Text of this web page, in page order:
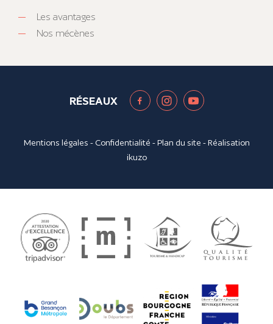
Les avantages
Nos mécènes
RÉSEAUX
Mentions légales - Confidentialité -Plan du site - Réalisation
ikuzo